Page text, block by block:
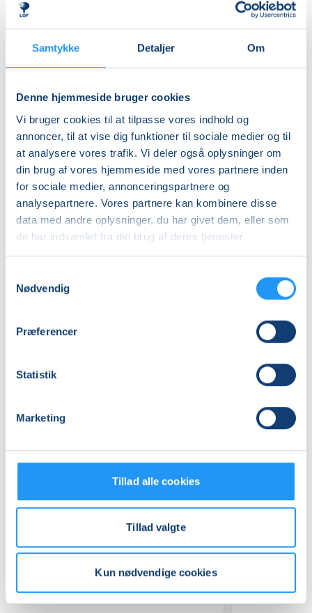
Samtykke Detaljer Om
Denne hjemmeside bruger cookies
Vi bruger cookies til at tilpasse vores indhold og
annoncer, til at vise dig funktioner til sociale medier og til
at analysere vores trafik. Vi deler også oplysninger om
din brug af vores hjemmeside med vores partnere inden
for sociale medier, annonceringspartnere og
analysepartnere. Vores partnere kan kombinere disse
data med andre oplysninger, du har givet dem, eller som
de har indsamlet fra din brug af deres tjenester.
Nødvendig
Præferencer
Statistik
Marketing
Tillad alle cookies
Tillad valgte
Kun nødvendige cookies
262153
Første mødegang
mandag 31.08.2026, kl. 09.00 - 10.30
Sidste mødegang
mandag 21.12.2026, kl. 09.00 - 10.30
Antal mødegange
15
mødegange
Adresse
Hadsund Hallen, Stadionvej 25, 9560, Hadsund
(Motionsboksen)
Se på kort
Praktiske oplysninger
Mødegange
Relaterede hold